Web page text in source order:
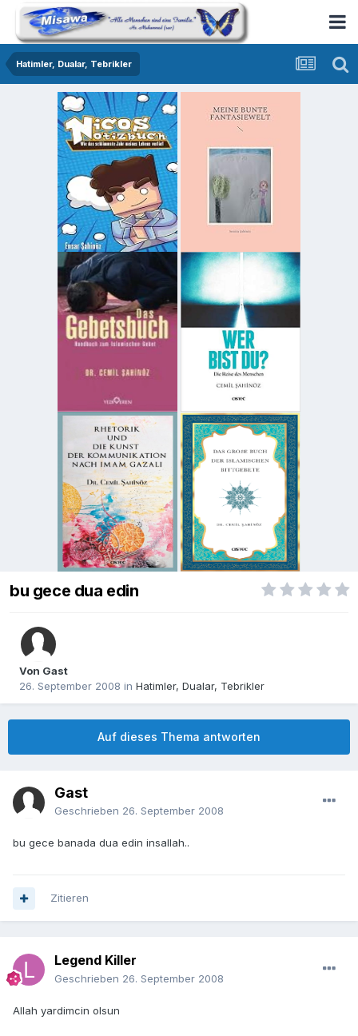
Hatimler, Dualar, Tebrikler
bu gece dua edin
Von Gast
26. September 2008 in Hatimler, Dualar, Tebrikler
Auf dieses Thema antworten
Gast
Geschrieben 26. September 2008
bu gece banada dua edin insallah..
Zitieren
Legend Killer
Geschrieben 26. September 2008
Allah yardimcin olsun